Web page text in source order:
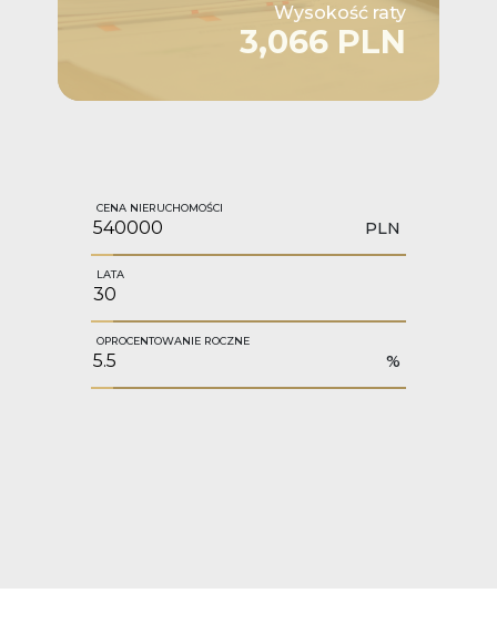
Wysokość raty
3,066 PLN
CENA NIERUCHOMOŚCI
PLN
LATA
OPROCENTOWANIE ROCZNE
%